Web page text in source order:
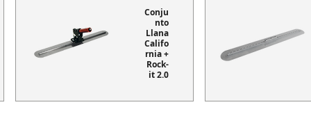
Conju
nto
Llana
Califo
rnia +
Rock-
it 2.0